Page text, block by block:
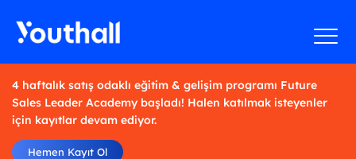
4 haftalık satış odaklı eğitim & gelişim programı Future
Sales Leader Academy başladı! Halen katılmak isteyenler
için kayıtlar devam ediyor.
Hemen Kayıt Ol